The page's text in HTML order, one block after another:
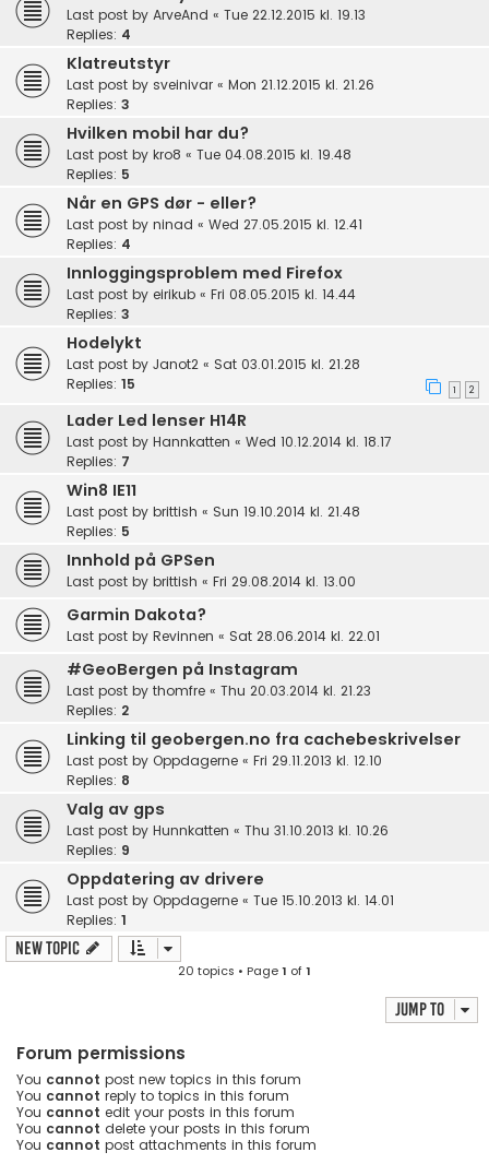
Last post by ArveAnd « Tue 22.12.2015 kl. 19.13
Replies: 4
Klatreutstyr
Last post by sveinivar « Mon 21.12.2015 kl. 21.26
Replies: 3
Hvilken mobil har du?
Last post by kro8 « Tue 04.08.2015 kl. 19.48
Replies: 5
Når en GPS dør - eller?
Last post by ninad « Wed 27.05.2015 kl. 12.41
Replies: 4
Innloggingsproblem med Firefox
Last post by eirikub « Fri 08.05.2015 kl. 14.44
Replies: 3
Hodelykt
Last post by Janot2 « Sat 03.01.2015 kl. 21.28
Replies: 15 1 2
Lader Led lenser H14R
Last post by Hannkatten « Wed 10.12.2014 kl. 18.17
Replies: 7
Win8 IE11
Last post by brittish « Sun 19.10.2014 kl. 21.48
Replies: 5
Innhold på GPSen
Last post by brittish « Fri 29.08.2014 kl. 13.00
Garmin Dakota?
Last post by Revinnen « Sat 28.06.2014 kl. 22.01
#GeoBergen på Instagram
Last post by thomfre « Thu 20.03.2014 kl. 21.23
Replies: 2
Linking til geobergen.no fra cachebeskrivelser
Last post by Oppdagerne « Fri 29.11.2013 kl. 12.10
Replies: 8
Valg av gps
Last post by Hunnkatten « Thu 31.10.2013 kl. 10.26
Replies: 9
Oppdatering av drivere
Last post by Oppdagerne « Tue 15.10.2013 kl. 14.01
Replies: 1
New Topic
20 topics • Page1 of1
Jump to
Forum permissions
You cannot post new topics in this forum
You cannot reply to topics in this forum
You cannot edit your posts in this forum
You cannot delete your posts in this forum
You cannot post attachments in this forum